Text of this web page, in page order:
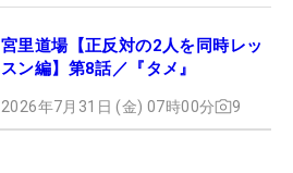
宮里道場【正反対の2人を同時レッ
スン編】第8話／『タメ』
2026年7月31日 (金) 07時00分 9